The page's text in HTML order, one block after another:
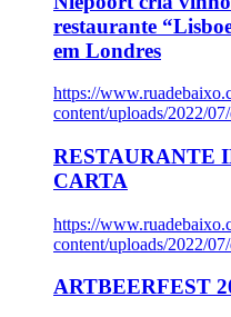
restaurante
em Londres
https://
content/uploads/2022/
RESTAURANTE
CARTA
https://
content/uploads/2022/
ARTBEERFEST